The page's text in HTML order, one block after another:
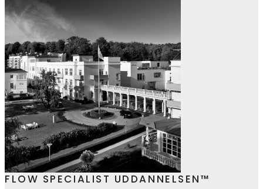
FLOW SPECIALIST UDDANNELSEN™